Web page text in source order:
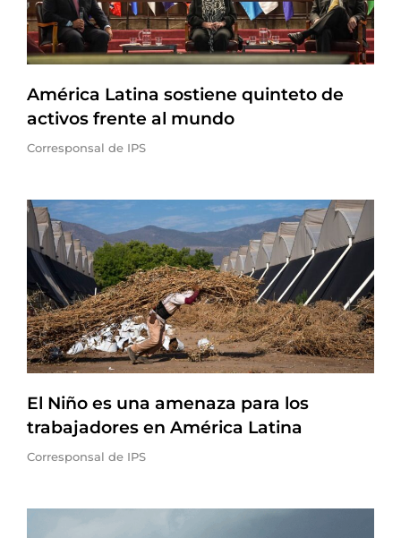
América Latina sostiene quinteto de
activos frente al mundo
Corresponsal de IPS
El Niño es una amenaza para los
trabajadores en América Latina
Corresponsal de IPS